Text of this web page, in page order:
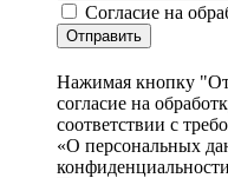
Согласие на
Отправить
Нажимая кнопку
согласие на
соответствии с
«О персональных